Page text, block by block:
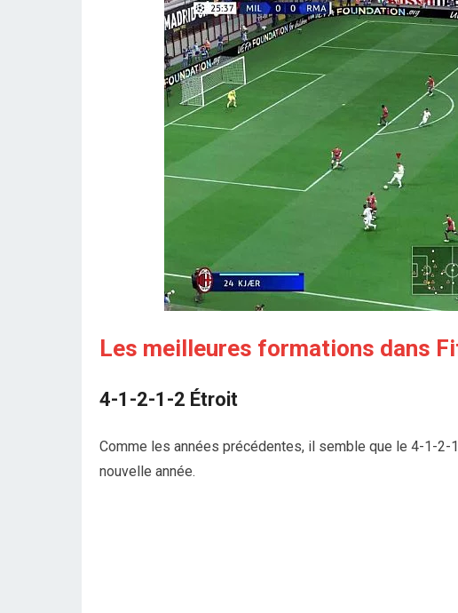
Les meilleures formations dans
4-1-2-1-2 Étroit
Comme les années précédentes, il semble que le 4-1-2-
nouvelle année.